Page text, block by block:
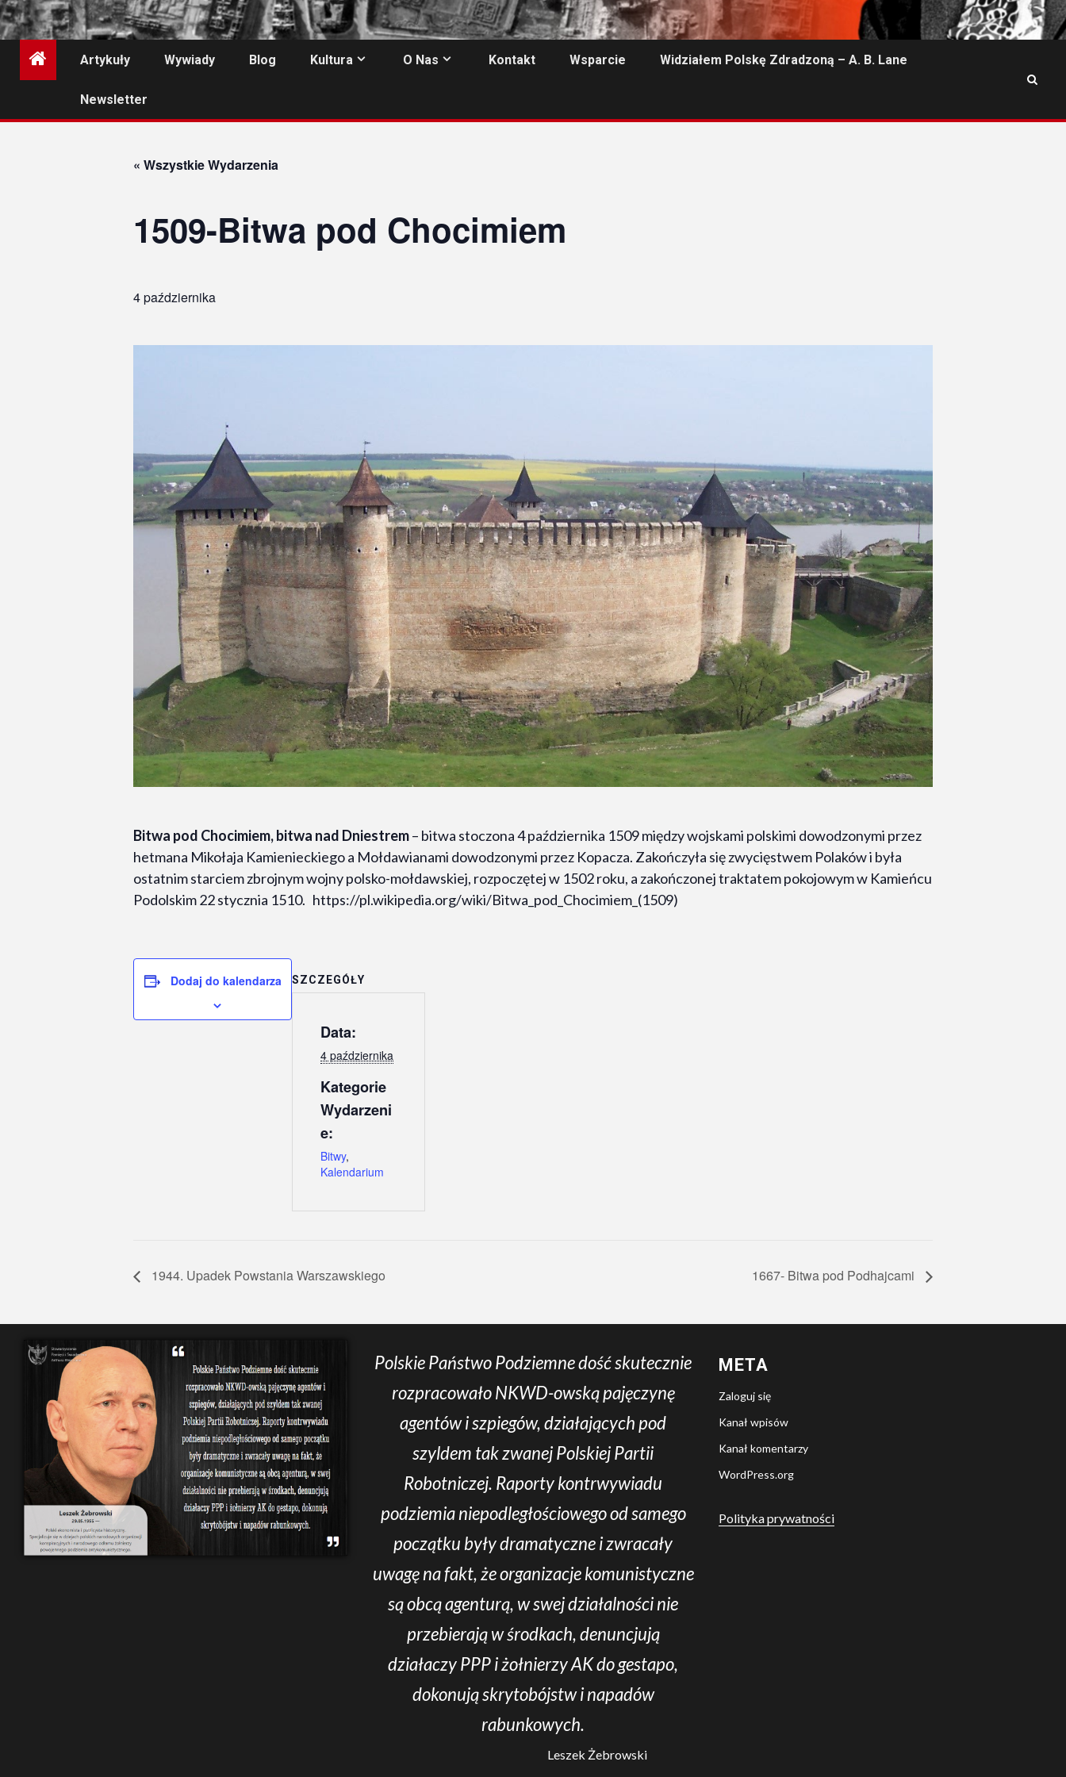
Artykuły Wywiady Blog Kultura O Nas Kontakt Wsparcie Widziałem Polskę Zdradzoną – A. B. Lane
Newsletter
« Wszystkie Wydarzenia
1509-Bitwa pod Chocimiem
4 października
Bitwa pod Chocimiem, bitwa nad Dniestrem– bitwa stoczona 4 października 1509 między wojskami polskimi dowodzonymi przez
hetmana Mikołaja Kamienieckiego a Mołdawianami dowodzonymi przez Kopacza. Zakończyła się zwycięstwem Polaków i była
ostatnim starciem zbrojnym wojny polsko-mołdawskiej, rozpoczętej w 1502 roku, a zakończonej traktatem pokojowym w Kamieńcu
Podolskim 22 stycznia 1510. https://pl.wikipedia.org/wiki/Bitwa_pod_Chocimiem_(1509)
Dodaj do kalendarza SZCZEGÓŁY
Data:
4 października
Kategorie
Wydarzeni
e:
Bitwy,
Kalendarium
1944. Upadek Powstania Warszawskiego 1667- Bitwa pod Podhajcami
Polskie Państwo Podziemne dość skutecznie
rozpracowało NKWD-owską pajęczynę
agentów i szpiegów, działających pod
szyldem tak zwanej Polskiej Partii
Robotniczej. Raporty kontrwywiadu
podziemia niepodległościowego od samego
początku były dramatyczne i zwracały
uwagę na fakt, że organizacje komunistyczne
są obcą agenturą, w swej działalności nie
przebierają w środkach, denuncjują
działaczy PPP i żołnierzy AK do gestapo,
dokonują skrytobójstw i napadów
rabunkowych.
Leszek Żebrowski
META
Zaloguj się
Kanał wpisów
Kanał komentarzy
WordPress.org
Polityka prywatności